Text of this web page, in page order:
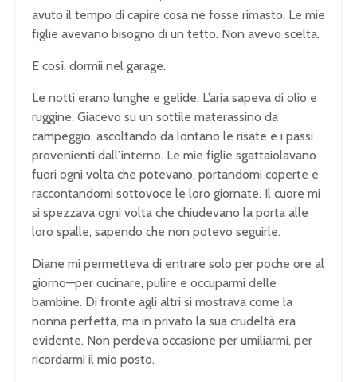
avuto il tempo di capire cosa ne fosse rimasto. Le mie
figlie avevano bisogno di un tetto. Non avevo scelta.
E così, dormii nel garage.
Le notti erano lunghe e gelide. L’aria sapeva di olio e
ruggine. Giacevo su un sottile materassino da
campeggio, ascoltando da lontano le risate e i passi
provenienti dall’interno. Le mie figlie sgattaiolavano
fuori ogni volta che potevano, portandomi coperte e
raccontandomi sottovoce le loro giornate. Il cuore mi
si spezzava ogni volta che chiudevano la porta alle
loro spalle, sapendo che non potevo seguirle.
Diane mi permetteva di entrare solo per poche ore al
giorno—per cucinare, pulire e occuparmi delle
bambine. Di fronte agli altri si mostrava come la
nonna perfetta, ma in privato la sua crudeltà era
evidente. Non perdeva occasione per umiliarmi, per
ricordarmi il mio posto.